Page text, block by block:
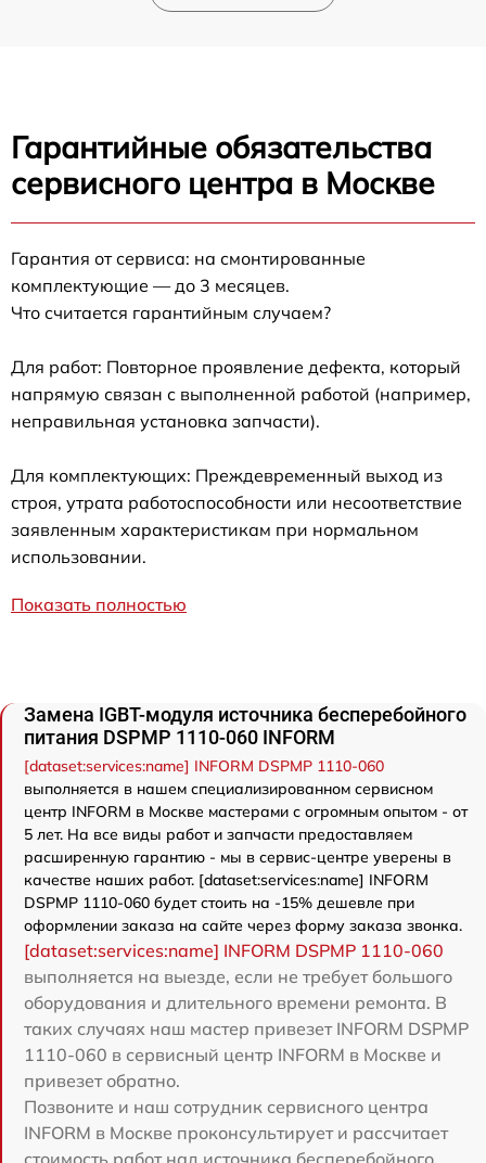
Гарантийные обязательства
сервисного центра в Москве
Гарантия от сервиса: на смонтированные
комплектующие — до 3 месяцев.
Что считается гарантийным случаем?
Для работ: Повторное проявление дефекта, который
напрямую связан с выполненной работой (например,
неправильная установка запчасти).
Для комплектующих: Преждевременный выход из
строя, утрата работоспособности или несоответствие
заявленным характеристикам при нормальном
использовании.
Показать полностью
Замена IGBT-модуля источника бесперебойного
питания DSPMP 1110-060 INFORM
[dataset:services:name] INFORM DSPMP 1110-060
выполняется в нашем специализированном сервисном
центр INFORM в Москве мастерами с огромным опытом - от
5 лет. На все виды работ и запчасти предоставляем
расширенную гарантию - мы в сервис-центре уверены в
качестве наших работ. [dataset:services:name] INFORM
DSPMP 1110-060 будет стоить на -15% дешевле при
оформлении заказа на сайте через форму заказа звонка.
[dataset:services:name] INFORM DSPMP 1110-060
выполняется на выезде, если не требует большого
оборудования и длительного времени ремонта. В
таких случаях наш мастер привезет INFORM DSPMP
1110-060 в сервисный центр INFORM в Москве и
привезет обратно.
Позвоните и наш сотрудник сервисного центра
INFORM в Москве проконсультирует и рассчитает
стоимость работ над источника бесперебойного